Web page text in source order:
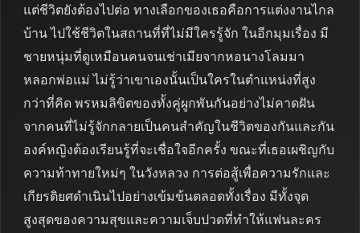
แต่ชีวิตยังต้องไปต่อ ทางเลือกของเธอคือการแต่งงานไกล
บ้าน ไปใช้ชีวิตในสถานที่ที่ไม่มีใครรู้จัก ในอีกมุมเรื่อง มี
ชายหนุ่มที่ดูเหมือนคนจนเช่าเมียจากหอนางโลมมา
หลอกพ่อแม่ ไม่รู้ว่าเขาเองนั้นเป็นใครในตำแหน่งที่สูง
กว่าที่คิด พรหมลิขิตของทั้งคู่ผูกพันกันอย่างไม่คาดฝัน
จากคนที่ไม่รู้จักกลายเป็นคนสำคัญในชีวิตของกันและกัน
องค์หญิงต้องเรียนรู้ที่จะเชื่อใจอีกครั้ง ขณะที่เธอเผชิญกับ
ความท้าทายใหม่ๆ ในวังหลวง การต่อสู้เพื่อความรักและ
เกียรติยศดำเนินไปอย่างเข้มข้นตลอดทั้งเรื่อง มีทั้งจุด
สูงสุดของความสุขและความเจ็บปวดที่ทำให้แฟนละคร